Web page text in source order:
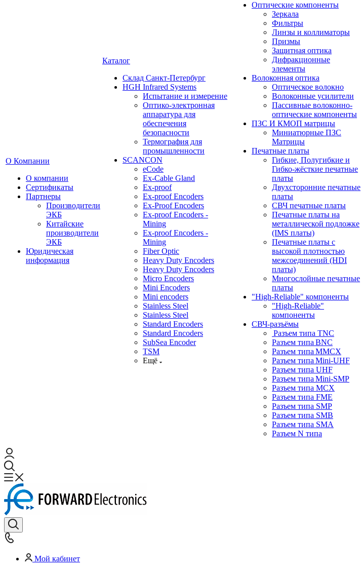
О Компании
О компании
Сертификаты
Партнеры
Производители
ЭКБ
Китайские
производители
ЭКБ
Юридическая
информация
Каталог
Cклад Санкт-Петербург
HGH Infrared Systems
Испытание и измерение
Оптико-электронная
аппаратура для
обеспечения
безопасности
Термография для
промышленности
SCANCON
eCode
Ex-Cable Gland
Ex-proof
Ex-proof Encoders
Ex-Proof Encoders
Ex-proof Encoders -
Mining
Ex-proof Encoders -
Mining
Fiber Optic
Heavy Duty Encoders
Heavy Duty Encoders
Micro Encoders
Mini Encoders
Mini encoders
Stainless Steel
Stainless Steel
Standard Encoders
Standard Encoders
SubSea Encoder
TSM
Ещё
Оптические компоненты
Зеркала
Фильтры
Линзы и коллиматоры
Призмы
Защитная оптика
Дифракционные
элементы
Волоконная оптика
Оптическое волокно
Волоконные усилители
Пассивные волоконно-
оптические компоненты
ПЗС И КМОП матрицы
Миниатюрные ПЗС
Матрицы
Печатные платы
Гибкие, Полугибкие и
Гибко-жёсткие печатные
платы
Двухсторонние печатные
платы
СВЧ печатные платы
Печатные платы на
металлической подложке
(IMS платы)
Печатные платы с
высокой плотностью
межсоединений (HDI
платы)
Многослойные печатные
платы
"High-Reliable" компоненты
"High-Reliable"
компоненты
СВЧ-разъёмы
Разъем типа TNC
Разъем типа BNC
Разъем типа MMCX
Разъем типа Mini-UHF
Разъем типа UHF
Разъем типа Mini-SMP
Разъем типа MCX
Разъем типа FME
Разъем типа SMP
Разъем типа SMB
Разъем типа SMA
Разъем N типа
Мой кабинет